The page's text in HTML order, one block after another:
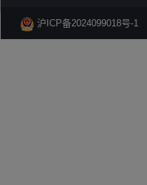
沪ICP备2024099018号-1